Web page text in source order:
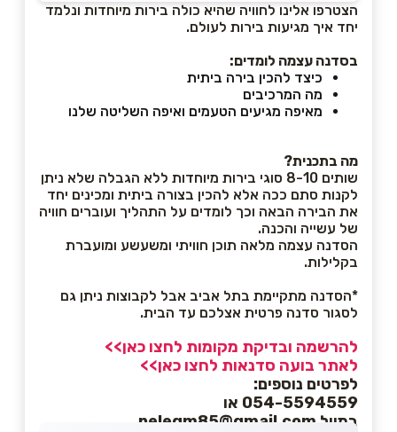
הצטרפו אלינו לחוויה שהיא כולה בירות מיוחדות ונלמד
יחד איך מגיעות בירות לעולם.
בסדנה עצמה לומדים:
כיצד להכין בירה ביתית
מה המרכיבים
מאיפה מגיעים הטעמים ואיפה השליטה שלנו
מה בתכנית?
שותים 8-10 סוגי בירות מיוחדות ללא הגבלה שלא ניתן
לקנות סתם ככה אלא להכין בצורה ביתית ומכינים יחד
את הבירה הבאה וכך לומדים על התהליך ועוברים חוויה
של עשייה והכנה.
הסדנה עצמה מלאה תוכן חוויתי ומשעשע ומועברת
בקלילות.
*הסדנה מתקיימת בתל אביב אבל לקבוצות ניתן גם
לסגור סדנה פרטית אצלכם עד הבית.
להרשמה ובדיקת מקומות לחצו כאן>>
לאתר בועה סדנאות לחצו כאן>>
לפרטים נוספים:
054-5594559 או
במייל pelegm85@gmail.com